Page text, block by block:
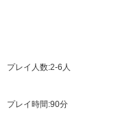
プレイ人数:2-6人
プレイ時間:90分